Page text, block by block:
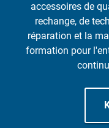
accessoires de
rechange, de
réparation et la
formation pour